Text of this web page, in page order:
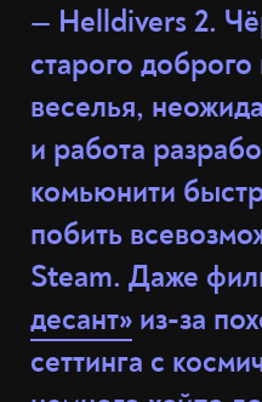
— Helldivers 2.
старого
веселья,
и работа
комьюнити
побить
Steam. Даже
десант» из-за
сеттинга с